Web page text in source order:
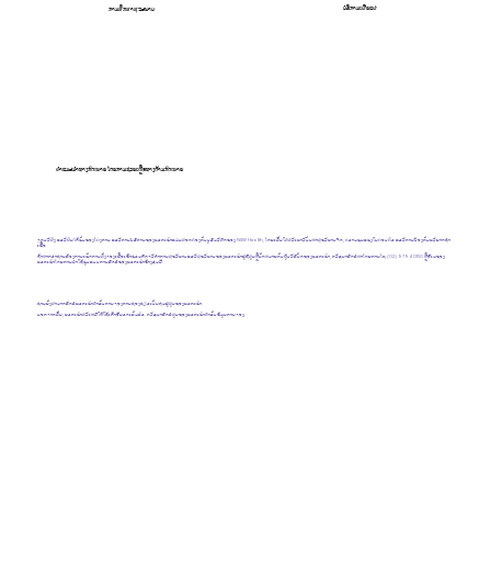
ຈຸດປະສົງ ແລະຜົນໄດ້ຮັບຂອງໂຄງການ ແລະການບໍລິການຂອງພວກເຮົາແມ່ນສອດຄ່ອງກັບບູລິມະສິດຂອງ NSW Health, ໂດຍເນັ້ນໃສ່ສະເພາະບັນຫາສຸຂະພາບຈິດ, ຄວາມຮຸນແຮງໃນຄອບຄົວ ແລະການປ້ອງກັນພະຍາດຊໍາ
ເຮື້ອ.
ຖ້າ​ຫາກ​ວ່າ​ທ່ານ​ຕ້ອງ​ການ​ເຮັດ​ການ​ສັ່ງ​ຈອງ​ເພື່ອ​ເຂົ້າ​ຮ່ວມ​ກິດ​ຈະ​ກໍາ​ການ​ສຸ​ຂະ​ພາບ​ແລະ​ສຸ​ຂະ​ພາບ​ຂອງ​ພວກ​ເຮົາ​ຢູ່​ທີ່​ສູນ​ຫຼື​ນັດ​ຫມາຍ​ກັບ​ຜູ້​ປະ​ຕິ​ບັດ​ຂອງ​ພວກ​ເຮົາ​, ກະ​ລຸ​ນາ​ຕິດ​ຕໍ່​ຫາ​ໂດຍ​ການ​ໂທ (02) 9794 0150 ຫຼື​ອີ​ເມ​ຂອງ​
ພວກ​ເຮົາ​ໂດຍ​ການ​ນໍາ​ໃຊ້​ຮູບ​ແບບ​ການ​ຕິດ​ຕໍ່​ຂອງ​ພວກ​ເຮົາ​ຂ້າງ​ລຸ່ມ​ນີ້​.
ທ່ານຍັງສາມາດຕິດຕໍ່ພວກເຮົາສໍາລັບການຈອງການທ່ອງທ່ຽວເປັນກຸ່ມຢູ່ສູນຂອງພວກເຮົາ.
ນອກຈາກນັ້ນ, ພວກເຮົາສະເຫນີໃຫ້ໃຊ້ເກົ້າອີ້ນວດເຕັມຕົວ. ກະລຸນາຕິດຕໍ່ສູນຂອງພວກເຮົາສໍາລັບຂໍ້ມູນການຈອງ.
ການສຶກສາສຸຂະພາບ ບໍລິການເຜີຍແຜ່
ຄຳແນະນຳທາງກົດໝາຍໂດຍການຊ່ວຍເຫຼືອທາງດ້ານກົດໝາຍ